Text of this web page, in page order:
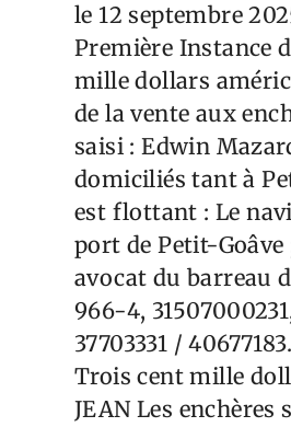
le 12 septembre
Première Instance
mille dollars
de la vente aux
saisi : Edwin
domiciliés tant à
est flottant : Le
port de Petit-Goâve
avocat du barreau
966-4,
37703331 /
Trois cent mille
JEAN Les